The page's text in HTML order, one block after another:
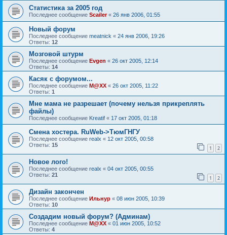
Статистика за 2005 год
Последнее сообщение Scailer« 26 янв 2006, 01:55
Новый форум
Последнее сообщение meatnick « 24 янв 2006, 19:26
Ответы: 12
Мозговой штурм
Последнее сообщение Evgen « 26 окт 2005, 12:14
Ответы: 14
Касяк с форумом...
Последнее сообщение M@XX « 26 окт 2005, 11:22
Ответы: 1
Мне мама не разрешает (почему нельзя прикреплять
файлы)
Последнее сообщение Kreatif « 17 окт 2005, 01:18
Смена хостера. RuWeb->ТюмГНГУ
Последнее сообщение realx « 12 окт 2005, 00:58
Ответы: 15 1 2
Новое лого!
Последнее сообщение realx « 04 окт 2005, 00:55
Ответы: 21 1 2
Дизайн закончен
Последнее сообщение Ильнур « 08 июн 2005, 10:39
Ответы: 10
Создадим новый форум? (Админам)
Последнее сообщение M@XX « 01 июн 2005, 10:52
Ответы: 4